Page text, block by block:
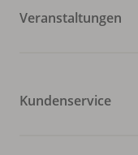
Veranstaltungen
Kundenservice